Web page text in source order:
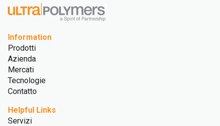
Information
Prodotti
Azienda
Mercati
Tecnologie
Contatto
Helpful Links
Servizi